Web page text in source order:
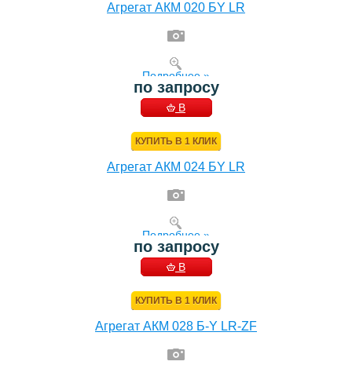
Агрегат АКМ 020 БY LR
Подробнее »
по запросу
В
КУПИТЬ В 1 КЛИК
Агрегат АКМ 024 БY LR
Подробнее »
по запросу
В
КУПИТЬ В 1 КЛИК
Агрегат АКМ 028 Б-Y LR-ZF